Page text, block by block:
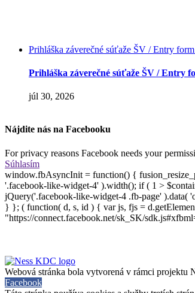
Prihláška záverečné súťaže ŠV / Entry
Prihláška záverečné súťaže ŠV / Entry
júl 30, 2026
Nájdite nás na Facebooku
For privacy reasons Facebook needs your
Súhlasím
window.fbAsyncInit = function() {
'.facebook-like-widget-4' ).width(); if ( 1 >
jQuery('.facebook-like-widget-4 .fb-page'
} }; ( function( d, s, id ) { var js, fjs =
"https://connect.facebook.net/sk_SK/
Webová stránka bola vytvorená v rámci projektu
Facebook